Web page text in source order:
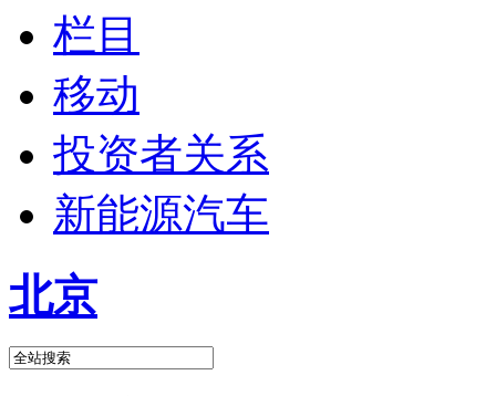
栏目
移动
投资者关系
新能源汽车
北京